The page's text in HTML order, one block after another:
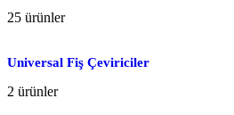
25 ürünler
Universal Fiş Çeviriciler
2 ürünler